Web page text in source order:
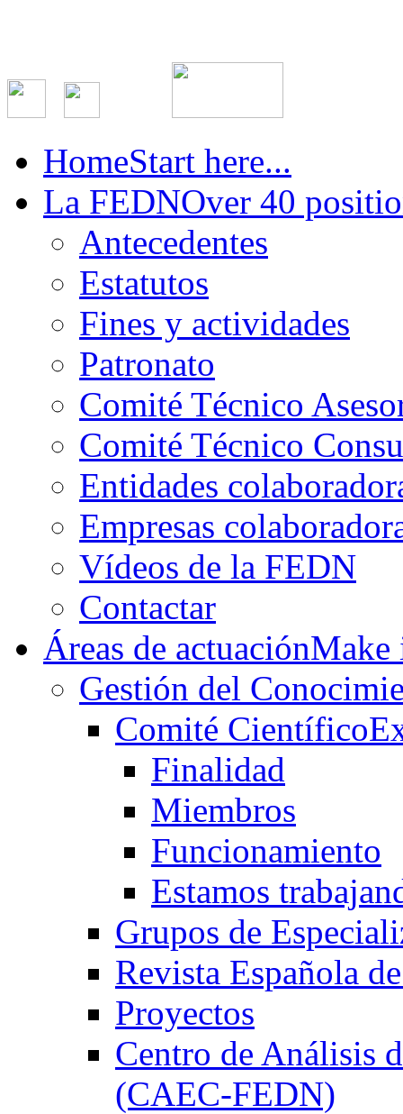
HomeStart here...
La FEDNOver 40
Antecedentes
Estatutos
Fines y actividades
Patronato
Comité Técnico
Comité Técnico
Entidades
Empresas
Vídeos de la FEDN
Contactar
Áreas de actuación
Gestión del
Comité Científico
Finalidad
Miembros
Funcionamiento
Estamos
Grupos de
Revista Española
Proyectos
Centro de Análisis
(CAEC-FEDN)